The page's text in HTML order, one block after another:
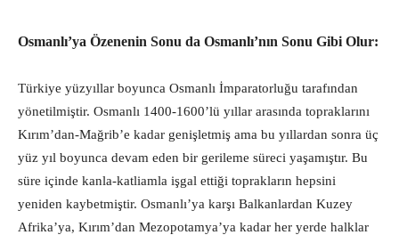
Osmanlı’ya Özenenin Sonu da Osmanlı’nın Sonu Gibi Olur:
Türkiye yüzyıllar boyunca Osmanlı İmparatorluğu tarafından
yönetilmiştir. Osmanlı 1400-1600’lü yıllar arasında topraklarını
Kırım’dan-Mağrib’e kadar genişletmiş ama bu yıllardan sonra üç
yüz yıl boyunca devam eden bir gerileme süreci yaşamıştır. Bu
süre içinde kanla-katliamla işgal ettiği toprakların hepsini
yeniden kaybetmiştir. Osmanlı’ya karşı Balkanlardan Kuzey
Afrika’ya, Kırım’dan Mezopotamya’ya kadar her yerde halklar